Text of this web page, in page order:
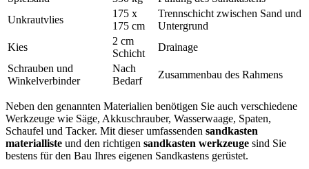
Unkrautvlies
175 x
175 cm
Trennschicht zwischen Sand und
Untergrund
Kies
2 cm
Schicht
Drainage
Schrauben und
Winkelverbinder
Nach
Bedarf
Zusammenbau des Rahmens
Neben den genannten Materialien benötigen Sie auch verschiedene
Werkzeuge wie Säge, Akkuschrauber, Wasserwaage, Spaten,
Schaufel und Tacker. Mit dieser umfassenden sandkasten
materialliste und den richtigen sandkasten werkzeuge sind Sie
bestens für den Bau Ihres eigenen Sandkastens gerüstet.